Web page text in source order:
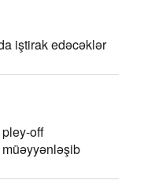
iştirak edəcəklər
pley-off